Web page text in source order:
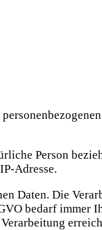
Person
Adresse.
Daten. Die
bedarf